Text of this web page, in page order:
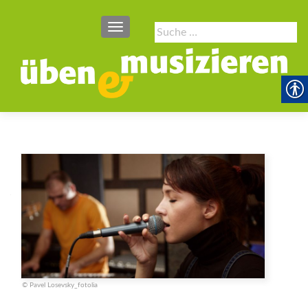
Suche
nach:
SCHALTE NAVIGATION
© Pavel Losevsky_fotolia